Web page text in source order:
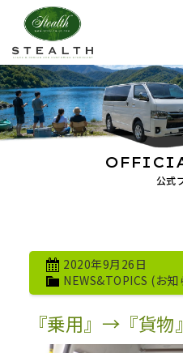
公式
2020年9月26日
NEWS&TOPICS (お知
『乗用』→『貨